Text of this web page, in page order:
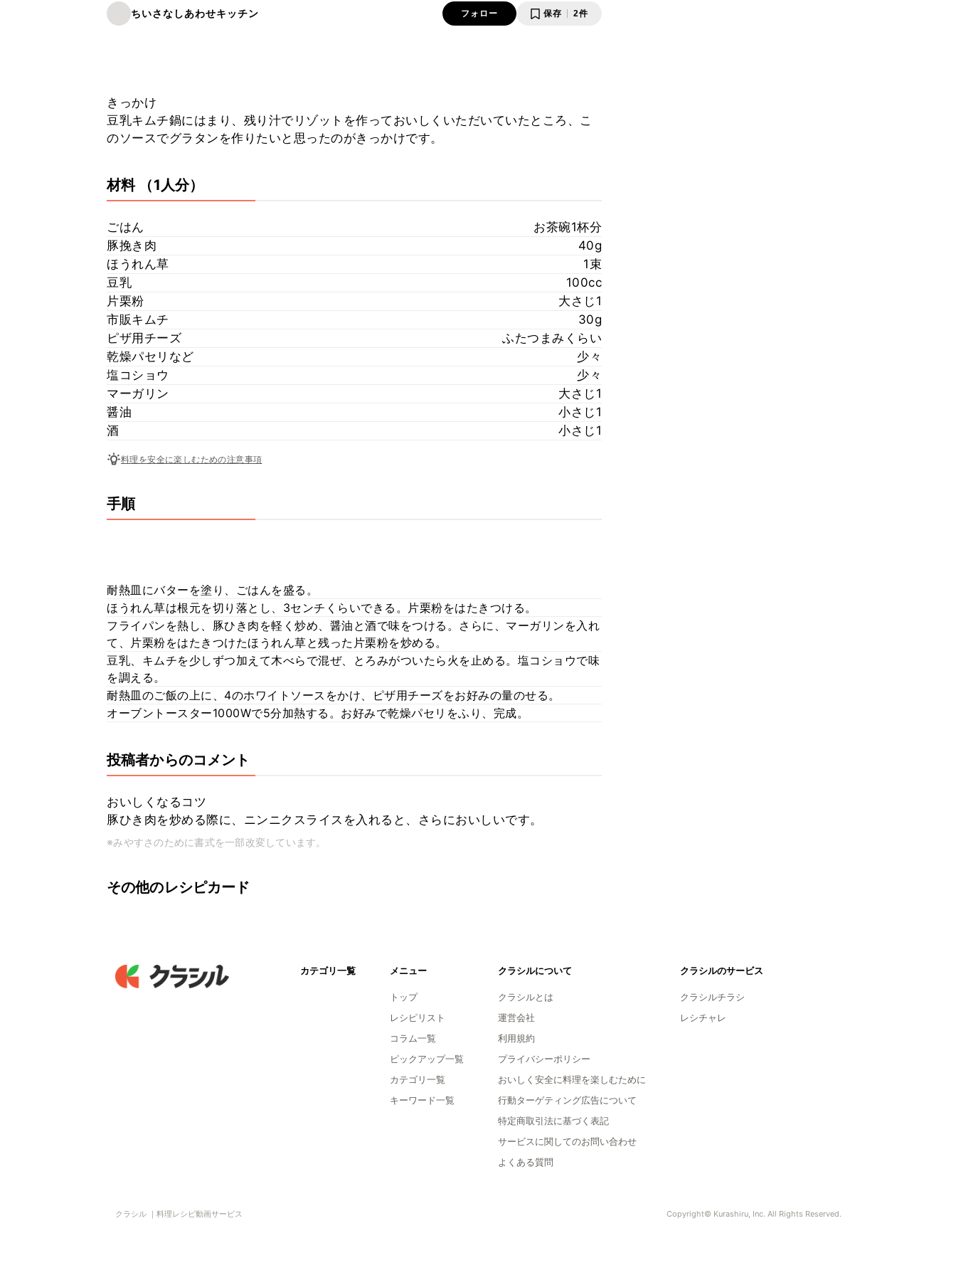
ちいさなしあわせキッチン フォロー 保存 2件
きっかけ
豆乳キムチ鍋にはまり、残り汁でリゾットを作っておいしくいただいていたところ、こ
のソースでグラタンを作りたいと思ったのがきっかけです。
材料 （1人分）
ごはん
お茶碗1杯分
豚挽き肉
40g
ほうれん草
1束
豆乳
100cc
片栗粉
大さじ1
市販キムチ
30g
ピザ用チーズ
ふたつまみくらい
乾燥パセリなど
少々
塩コショウ
少々
マーガリン
大さじ1
醤油
小さじ1
酒
小さじ1
料理を安全に楽しむための注意事項
手順
耐熱皿にバターを塗り、ごはんを盛る。
ほうれん草は根元を切り落とし、3センチくらいできる。片栗粉をはたきつける。
フライパンを熱し、豚ひき肉を軽く炒め、醤油と酒で味をつける。さらに、マーガリンを入れ
て、片栗粉をはたきつけたほうれん草と残った片栗粉を炒める。
豆乳、キムチを少しずつ加えて木べらで混ぜ、とろみがついたら火を止める。塩コショウで味
を調える。
耐熱皿のご飯の上に、4のホワイトソースをかけ、ピザ用チーズをお好みの量のせる。
オーブントースター1000Wで5分加熱する。お好みで乾燥パセリをふり、完成。
投稿者からのコメント
おいしくなるコツ
豚ひき肉を炒める際に、ニンニクスライスを入れると、さらにおいしいです。
※みやすさのために書式を一部改変しています。
その他のレシピカード
カテゴリ一覧 メニュー
トップ
レシピリスト
コラム一覧
ピックアップ一覧
カテゴリ一覧
キーワード一覧
クラシルについて
クラシルとは
運営会社
利用規約
プライバシーポリシー
おいしく安全に料理を楽しむために
行動ターゲティング広告について
特定商取引法に基づく表記
サービスに関してのお問い合わせ
よくある質問
クラシルのサービス
クラシルチラシ
レシチャレ
クラシル ｜料理レシピ動画サービス Copyright© Kurashiru, Inc. All Rights Reserved.